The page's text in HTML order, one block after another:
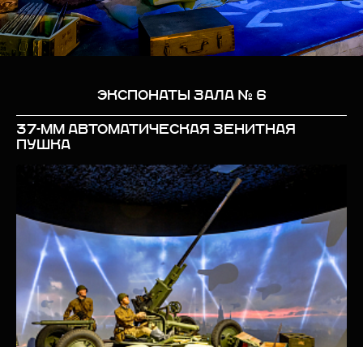
ЭКСПОНАТЫ ЗАЛА № 6
37-ММ АВТОМАТИЧЕСКАЯ ЗЕНИТНАЯ
ПУШКА